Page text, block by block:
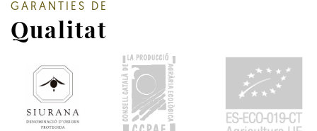
GARANTIES DE
Qualitat